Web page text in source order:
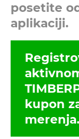
posetite
aplikaciji.
kupon
merenja.